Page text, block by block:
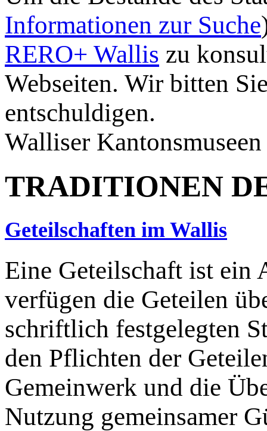
Informationen zur Suche
RERO+ Wallis zu
Webseiten. Wir bitten
entschuldigen.
Walliser Kantonsmuseen
TRADITIONEN
Geteilschaften im Wallis
Eine Geteilschaft ist ein
verfügen die Geteilen
schriftlich festgelegten
den Pflichten der
Gemeinwerk und die
Nutzung gemeinsamer